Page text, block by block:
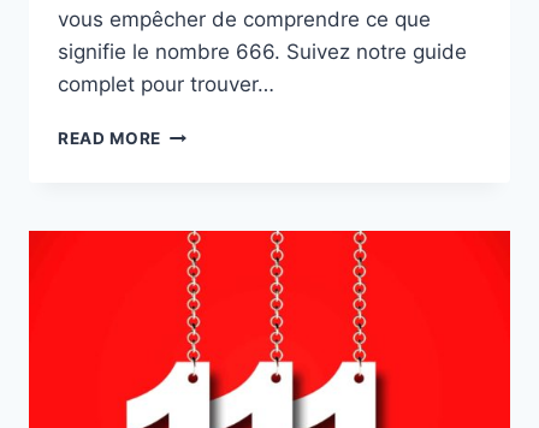
vous empêcher de comprendre ce que
signifie le nombre 666. Suivez notre guide
complet pour trouver…
READ MORE 666
DES
FLAMMES
JUMELLES
SUR
VOTRE
VIE